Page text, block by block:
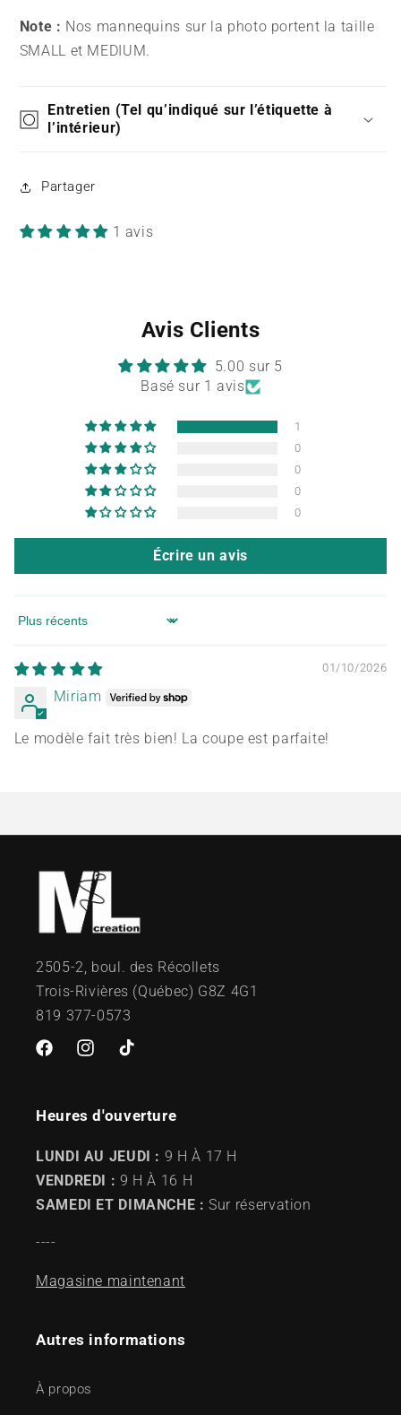
Note : Nos mannequins sur la photo portent la taille
SMALL et MEDIUM.
Entretien (Tel qu’indiqué sur l’étiquette à
l’intérieur)
Partager
1 avis
Avis Clients
5.00 sur 5
Basé sur 1 avis
1
0
0
0
0
Écrire un avis
Sort by
01/10/2026
Miriam
Le modèle fait très bien! La coupe est parfaite!
2505-2, boul. des Récollets
Trois-Rivières (Québec) G8Z 4G1
819 377-0573
FacebookInstagramTikTok
Heures d'ouverture
LUNDI AU JEUDI : 9 H À 17 H
VENDREDI : 9 H À 16 H
SAMEDI ET DIMANCHE : Sur réservation
----
Magasine maintenant
Autres informations
À propos